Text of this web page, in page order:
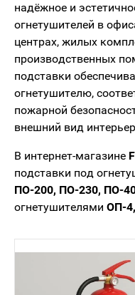
надёжное и
огнетушителей в
центрах, жилых
производственных
подставки
огнетушителю,
пожарной
внешний вид
В интернет-магазине
подставки под
ПО-200, ПО-230, ПО-
огнетушителями ОП-